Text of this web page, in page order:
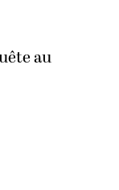
au